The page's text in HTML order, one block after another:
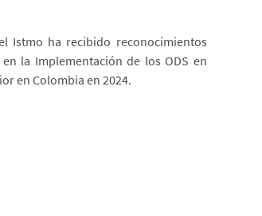
Istmo ha recibido reconocimientos
la Implementación de los ODS en
en Colombia en 2024.